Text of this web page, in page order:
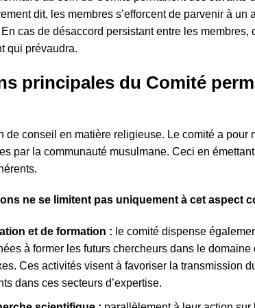
dit, les membres s’efforcent de parvenir à
cas de désaccord persistant entre les membres,
qui prévaudra.
principales du Comité
de conseil en matière religieuse. Le comité a pour
par la communauté musulmane. Ceci en
ne se limitent pas uniquement à cet aspect
et de formation : le comité dispense
à former les futurs chercheurs dans le
Ces activités visent à favoriser la transmission
dans ces secteurs d’expertise.